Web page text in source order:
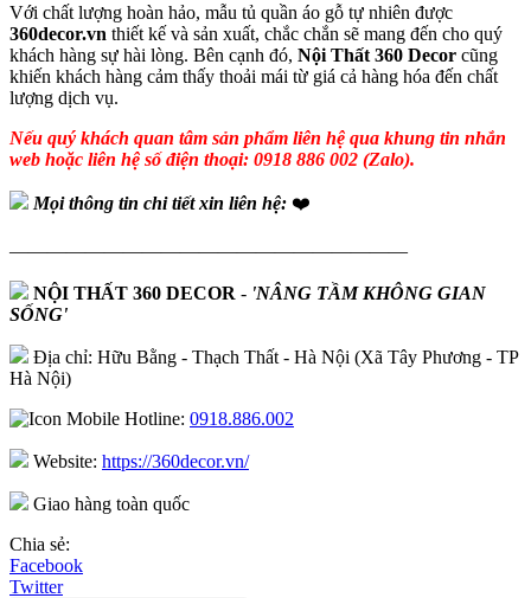
Với chất lượng hoàn hảo, mẫu tủ quần áo gỗ tự nhiên được
360decor.vn thiết kế và sản xuất, chắc chắn sẽ mang đến cho quý
khách hàng sự hài lòng. Bên cạnh đó, Nội Thất 360 Decor cũng
khiến khách hàng cảm thấy thoải mái từ giá cả hàng hóa đến chất
lượng dịch vụ.
Nếu quý khách quan tâm sản phẩm liên hệ qua khung tin nhắn
web hoặc liên hệ số điện thoại: 0918 886 002 (Zalo).
Mọi thông tin chi tiết xin liên hệ: ❤️
—————————————————————
NỘI THẤT 360 DECOR - 'NÂNG TẦM KHÔNG GIAN
SỐNG'
Địa chỉ: Hữu Bằng - Thạch Thất - Hà Nội (Xã Tây Phương - TP
Hà Nội)
Hotline: 0918.886.002
Website: https://360decor.vn/
Giao hàng toàn quốc
Chia sẻ:
Facebook
Twitter